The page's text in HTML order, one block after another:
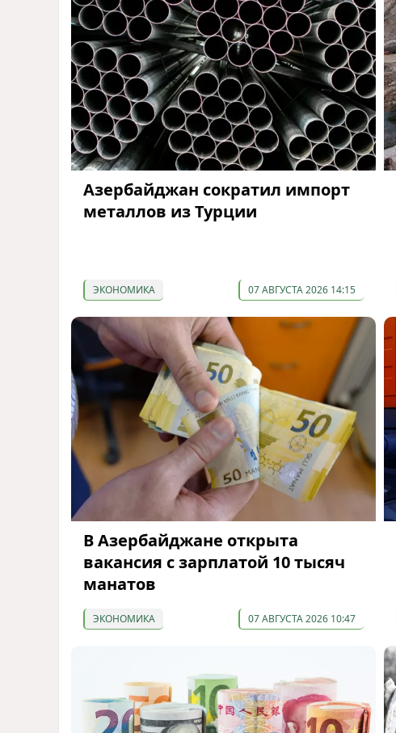
Азербайджан сократил импорт
металлов из Турции
ЭКОНОМИКА 07 АВГУСТА 2026 14:15
В Азербайджане открыта
вакансия с зарплатой 10 тысяч
манатов
ЭКОНОМИКА 07 АВГУСТА 2026 10:47